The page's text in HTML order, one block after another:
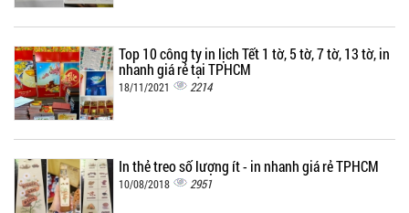
Top 10 công ty in lịch Tết 1 tờ, 5 tờ, 7 tờ, 13 tờ, in
nhanh giá rẻ tại TPHCM
18/11/2021 2214
In thẻ treo số lượng ít - in nhanh giá rẻ TPHCM
10/08/2018 2951